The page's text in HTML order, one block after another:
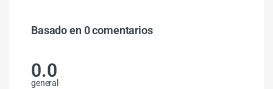
Basado en 0 comentarios
0.0
general